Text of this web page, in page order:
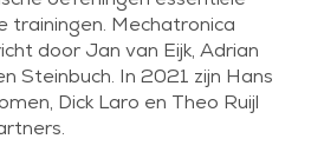
trainingen. Mechatronica
door Jan van Eijk, Adrian
Steinbuch. In 2021 zijn Hans
Dick Laro en Theo Ruijl